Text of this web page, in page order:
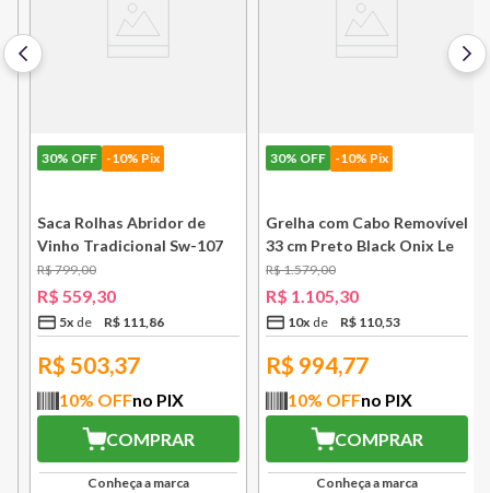
30%OFF -10% Pix
Saca Rolhas Abridor de
Vinho Tradicional Sw-107
Ply Le Creuset
R$799,00
R$559,30
5 x R$111,86
R$503,37
10% OFFno PIX
COMPRAR
Conheça a marca
30%OFF -10% Pix
Grelha com Cabo Removível
33 cm Preto Black Onix Le
Creuset
R$1.579,00
R$1.105,30
10x R$110,53
R$994,77
10% OFFno PIX
COMPRAR
Conheça a marca